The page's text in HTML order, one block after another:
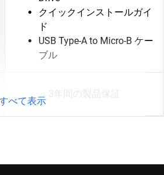
クイックインストールガイ
ド
USB Type-A to Micro-B ケー
ブル
3年間の製品保証
べて表示